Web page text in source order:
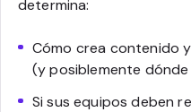
determina:
Cómo crea contenido
(y posiblemente
Si sus equipos deben